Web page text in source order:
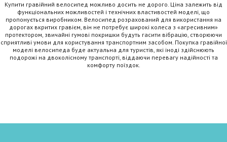
Купити гравійний велосипед можливо досить не дорого. Ціна залежить від
функціональних можливостей і технічних властивостей моделі, що
пропонується виробником. Велосипед розрахований для використання на
дорогах вкритих гравієм, він не потребує широкі колеса з «агресивним»
протектором, звичайні гумові покришки будуть гасити вібрацію, створюючи
сприятливі умови для користування транспортним засобом. Покупка гравійної
моделі велосипеда буде актуальна для туристів, які іноді здійснюють
подорожі на двоколісному транспорті, віддаючи перевагу надійності та
комфорту поїздок.